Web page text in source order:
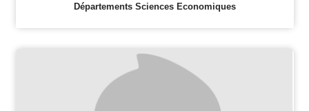
Départements Sciences Economiques